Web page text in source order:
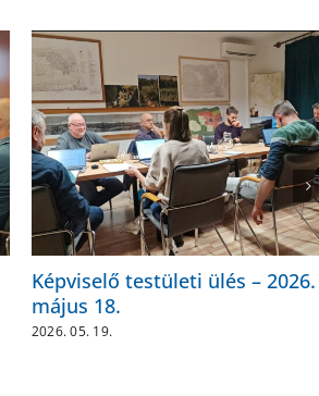
Képviselő testületi ülés – 2026.
május 18.
2026. 05. 19.